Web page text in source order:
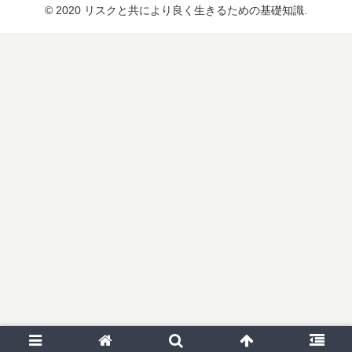
© 2020 リスクと共により良く生きるための基礎知識.